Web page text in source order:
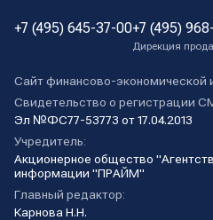
+7 (495) 645-37-00+7 (495)
Дирекция
Сайт финансово-
Свидетельство о регистрации
Эл №ФС77-53773 от 17.04.2013
Учредитель:
Акционерное общество
информации "ПРАЙМ"
Главный редактор:
Карнова Н.Н.